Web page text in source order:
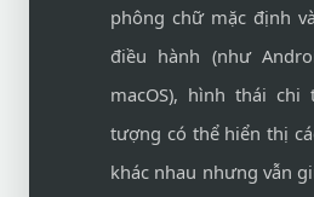
phông chữ mặc định
điều hành (như
macOS), hình thái
tượng có thể hiển thị
khác nhau nhưng vẫn